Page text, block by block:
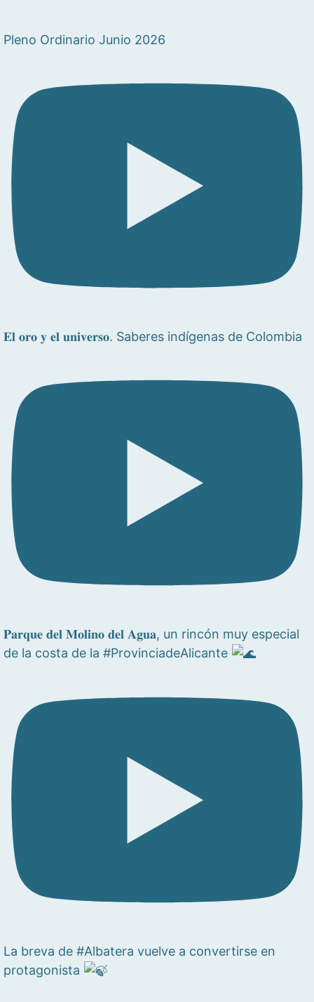
Pleno Ordinario Junio 2026
𝐄𝐥 𝐨𝐫𝐨 𝐲 𝐞𝐥 𝐮𝐧𝐢𝐯𝐞𝐫𝐬𝐨. Saberes indígenas de Colombia
𝐏𝐚𝐫𝐪𝐮𝐞 𝐝𝐞𝐥 𝐌𝐨𝐥𝐢𝐧𝐨 𝐝𝐞𝐥 𝐀𝐠𝐮𝐚, un rincón muy especial
de la costa de la #ProvinciadeAlicante
La breva de #Albatera vuelve a convertirse en
protagonista